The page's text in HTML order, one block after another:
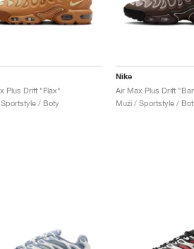
Plus Drift "Flax"
/ Boty
Nike
Muži / Sportstyle /